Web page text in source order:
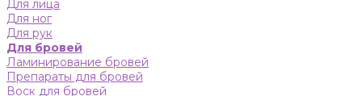
Для лица
Для ног
Для рук
Для бровей
Ламинирование бровей
Препараты для бровей
Воск для бровей